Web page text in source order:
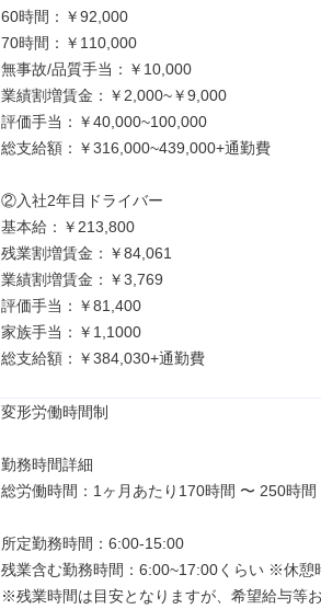
60時間：￥92,000
70時間：￥110,000
無事故/品質手当：￥10,000
業績割増賃金：￥2,000~￥9,000
評価手当：￥40,000~100,000
総支給額：￥316,000~439,000+通勤費
②入社2年目ドライバー
基本給：￥213,800
残業割増賃金：￥84,061
業績割増賃金：￥3,769
評価手当：￥81,400
家族手当：￥1,1000
総支給額：￥384,030+通勤費
変形労働時間制
勤務時間詳細
総労働時間：1ヶ月あたり170時間 〜 250時間
所定勤務時間：6:00-15:00
残業含む勤務時間：6:00~17:00くらい ※休憩
※残業時間は目安となりますが、希望給与等